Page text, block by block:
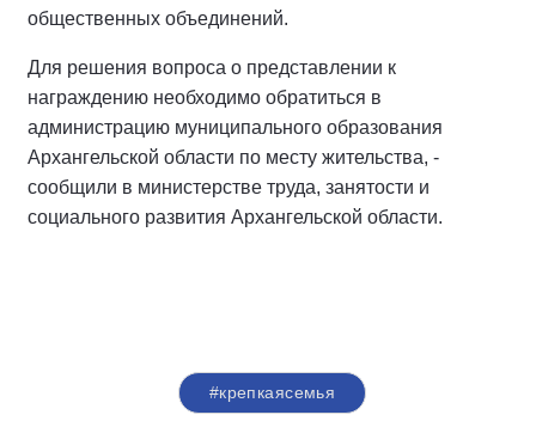
общественных объединений.
Для решения вопроса о представлении к
награждению необходимо обратиться в
администрацию муниципального образования
Архангельской области по месту жительства, -
сообщили в министерстве труда, занятости и
социального развития Архангельской области.
#крепкаясемья